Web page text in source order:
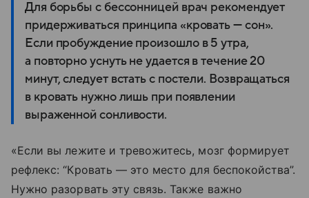
Для борьбы с бессонницей врач рекомендует
придерживаться принципа «кровать — сон».
Если пробуждение произошло в 5 утра,
а повторно уснуть не удается в течение 20
минут, следует встать с постели. Возвращаться
в кровать нужно лишь при появлении
выраженной сонливости.
«Если вы лежите и тревожитесь, мозг формирует
рефлекс: “Кровать — это место для беспокойства”.
Нужно разорвать эту связь. Также важно